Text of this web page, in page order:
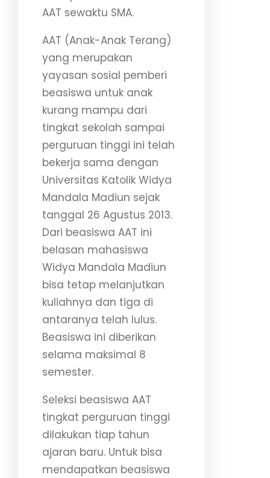
AAT sewaktu SMA.
AAT (Anak-Anak Terang)
yang merupakan
yayasan sosial pemberi
beasiswa untuk anak
kurang mampu dari
tingkat sekolah sampai
perguruan tinggi ini telah
bekerja sama dengan
Universitas Katolik Widya
Mandala Madiun sejak
tanggal 26 Agustus 2013.
Dari beasiswa AAT ini
belasan mahasiswa
Widya Mandala Madiun
bisa tetap melanjutkan
kuliahnya dan tiga di
antaranya telah lulus.
Beasiswa ini diberikan
selama maksimal 8
semester.
Seleksi beasiswa AAT
tingkat perguruan tinggi
dilakukan tiap tahun
ajaran baru. Untuk bisa
mendapatkan beasiswa